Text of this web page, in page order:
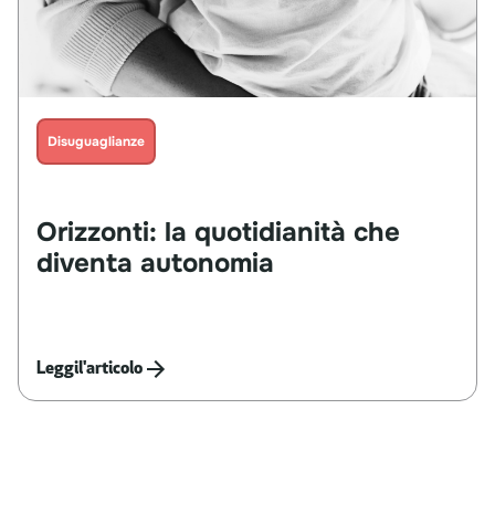
Disuguaglianze
Orizzonti: la quotidianità che
diventa autonomia
Leggil'articolo